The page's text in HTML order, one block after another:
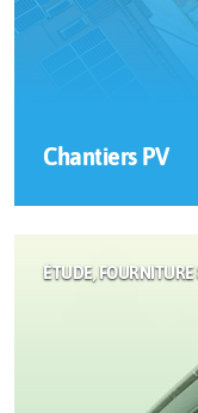
Chantiers PV
Capital ENR est
en œuvre aisée
ÉTUDE,